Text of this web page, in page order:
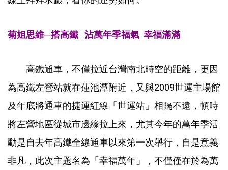
菊姐思維─搭高鐵 沾萬年季福氣 幸福滿滿
高鐵通車，不僅拉近台灣南北時空的距離，更因
為高鐵左營站就在蓮池潭附近，又與2009世運主場館
及年底將通車的捷運紅線「世運站」相隔不遠，頓時
將左營地區從城市邊緣拉上來，尤其今年的萬年季活
動是自去年高鐵全線通車以來第一次舉行，自是意義
非凡，此次主題名為「幸福萬年」，不僅僅在於為萬